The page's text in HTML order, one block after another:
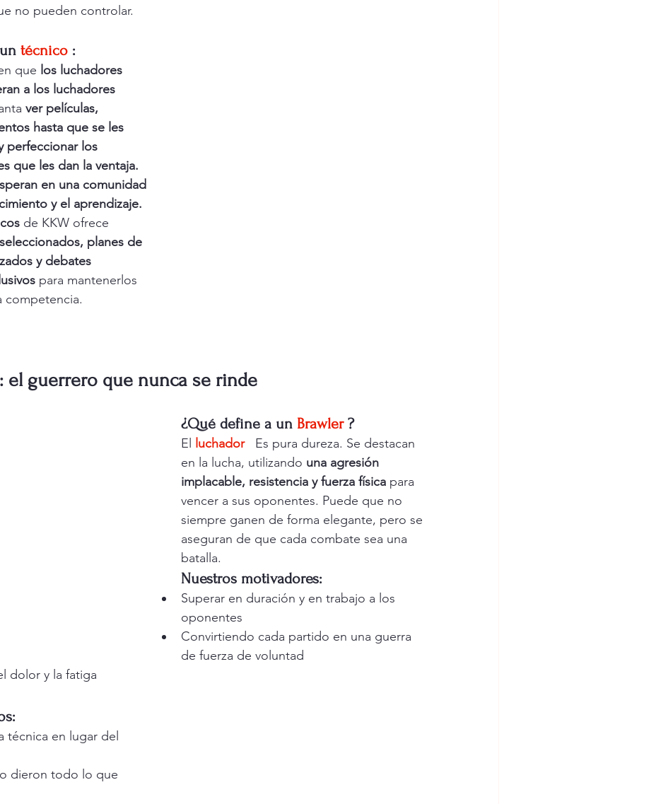
no pueden controlar.
técnico :
que los luchadores
a los luchadores
ver películas,
hasta que se les
perfeccionar los
que les dan la ventaja.
en una comunidad
y el aprendizaje.
de KKW ofrece
planes de
y debates
para mantenerlos
competencia.
: el guerrero que nunca se rinde
¿Qué define a un Brawler ?
El luchador
Es pura dureza. Se destacan
en la lucha, utilizando una agresión
implacable, resistencia y fuerza física para
vencer a sus oponentes. Puede que no
siempre ganen de forma elegante, pero se
aseguran de que cada combate sea una
batalla.
Nuestros motivadores:
Superar en duración y en trabajo a los
oponentes
Convirtiendo cada partido en una guerra
de fuerza de voluntad
dolor y la fatiga
técnica en lugar del
dieron todo lo que